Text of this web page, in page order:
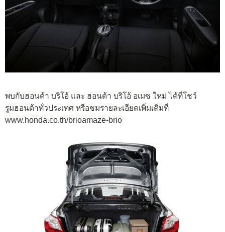
พบกับฮอนด้า บริโอ้ และ ฮอนด้า บริโอ้ อเมซ ใหม่ ได้ที่โชว์
รูมฮอนด้าทั่วประเทศ หรือชมรายละเอียดเพิ่มเติมที่
www.honda.co.th/brioamaze-brio